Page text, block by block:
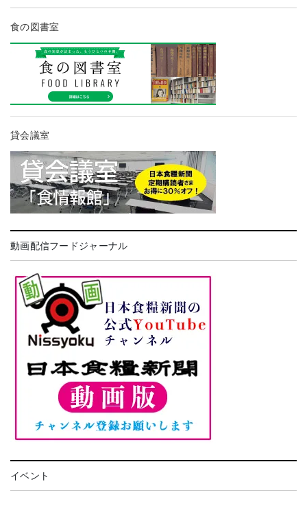
食の図書室
貸会議室
動画配信フードジャーナル
イベント